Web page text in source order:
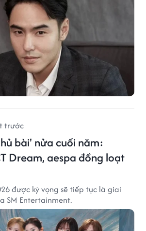
trước
bài' nửa cuối năm:
Dream, aespa đồng loạt
được kỳ vọng sẽ tiếp tục là giai
SM Entertainment.